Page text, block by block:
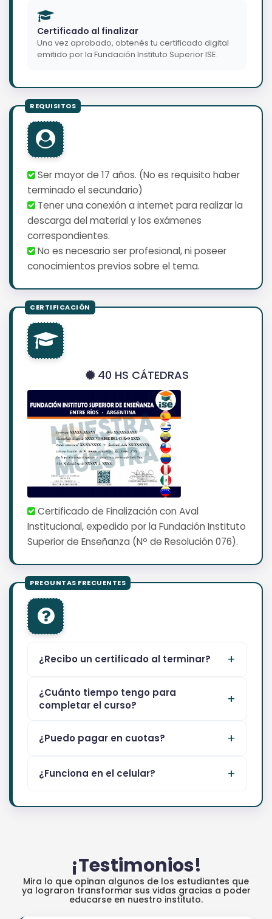
Certificado al finalizar
Una vez aprobado, obtenés tu certificado digital
emitido por la Fundación Instituto Superior ISE.
Ser mayor de 17 años. (No es requisito haber
terminado el secundario)
Tener una conexión a internet para realizar la
descarga del material y los exámenes
correspondientes.
No es necesario ser profesional, ni poseer
conocimientos previos sobre el tema.
40 HS CÁTEDRAS
Certificado de Finalización con Aval
Institucional, expedido por la Fundación Instituto
Superior de Enseñanza (Nº de Resolución 076).
¿Recibo un certificado al terminar?
¿Cuánto tiempo tengo para
completar el curso?
¿Puedo pagar en cuotas?
¿Funciona en el celular?
¡Testimonios!
Mira lo que opinan algunos de los estudiantes que
ya lograron transformar sus vidas gracias a poder
educarse en nuestro instituto.